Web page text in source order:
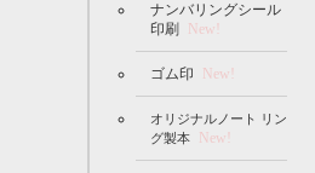
ナンバリングシール
印刷
New!
ゴム印 New!
オリジナルノート リン
グ製本
New!